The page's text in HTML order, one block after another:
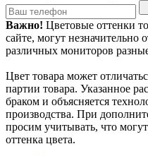
Важно! Цветовые оттенки
сайте, могут незначительно
различных мониторов
Цвет товара может
партии товара. Указанное
браком и объясняется
производства. При
просим учитывать, что
оттенка цвета.